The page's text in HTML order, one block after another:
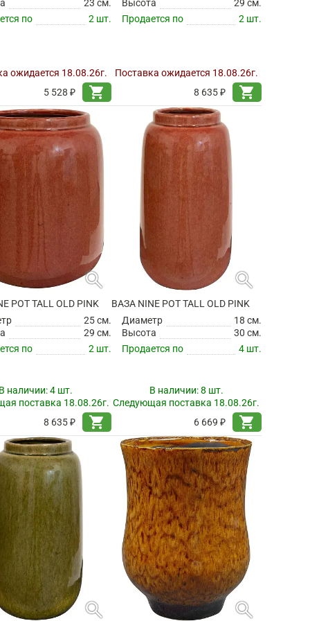
23 см.
по
2 шт.
ожидается 18.08.26г.
5 528 ₽
shopping_cart
Высота
29 см.
Продается по
2 шт.
Поставка ожидается 18.08.26г.
8 635 ₽
shopping_cart
search
POT TALL OLD PINK
25 см.
29 см.
по
2 шт.
наличии:4 шт.
поставка 18.08.26г.
8 635 ₽
shopping_cart
search
ВАЗА NINE POT TALL OLD PINK
Диаметр
18 см.
Высота
30 см.
Продается по
4 шт.
В наличии:8 шт.
Следующая поставка 18.08.26г.
6 669 ₽
shopping_cart
search search